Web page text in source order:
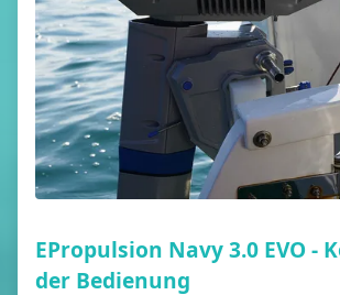
EPropulsion Navy 3.0 EVO -
der Bedienung